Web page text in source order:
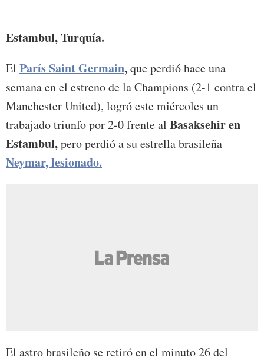
Estambul, Turquía.
El París Saint Germain,que perdió hace una
semana en el estreno de la Champions (2-1 contra el
Manchester United), logró este miércoles un
trabajado triunfo por 2-0 frente al Basaksehir en
Estambul,pero perdió a su estrella brasileña
Neymar, lesionado.
El astro brasileño se retiró en el minuto 26 del